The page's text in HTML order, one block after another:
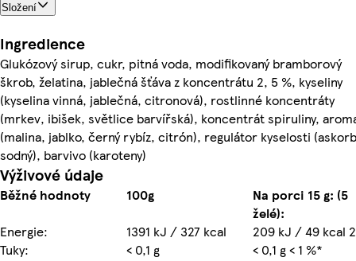
Složení
Ingredience
Glukózový sirup, cukr, pitná voda, modifikovaný bramborový
škrob, želatina, jablečná šťáva z koncentrátu 2, 5 %, kyseliny
(kyselina vinná, jablečná, citronová), rostlinné koncentráty
(mrkev, ibišek, světlice barvířská), koncentrát spiruliny,
(malina, jablko, černý rybíz, citrón), regulátor kyselosti
sodný), barvivo (karoteny)
Výživové údaje
Běžné hodnoty 100g
Na porci 15 g: (5
želé):
Energie:
1391 kJ / 327 kcal
209 kJ / 49 kcal
Tuky:
< 0,1 g
< 0,1 g < 1 %*